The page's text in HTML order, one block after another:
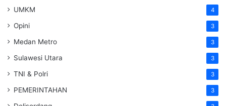
UMKM 4
Opini 3
Medan Metro 3
Sulawesi Utara 3
TNI & Polri 3
PEMERINTAHAN 3